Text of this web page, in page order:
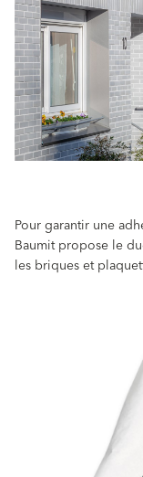
Pour garantir une
Baumit propose le
les briques et